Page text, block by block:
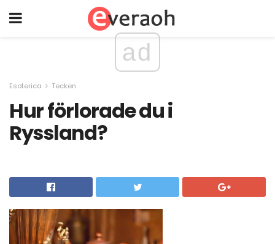
ad
Esoterica Tecken
Hur förlorade du i
Ryssland?